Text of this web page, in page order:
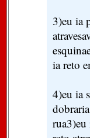
3)eu ia
ia reto
4)eu ia